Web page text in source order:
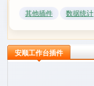
其他插件 数据统计
安顺工作台插件